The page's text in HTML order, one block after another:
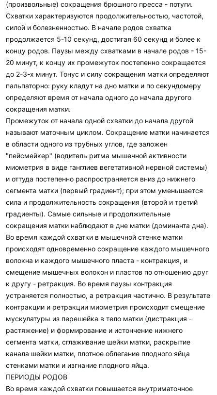
(произвольные) сокращения брюшного пресса - потуги.
Схватки характеризуются продолжительностью, частотой,
силой и болезненностью. В начале родов схватка
продолжается 5-10 секунд, достигая 60 секунд и более к
концу родов. Паузы между схватками в начале родов - 15-
20 минут, к концу их промежуток постепенно сокращается
до 2-3-х минут. Тонус и силу сокращения матки определяют
пальпаторно: руку кладут на дно матки и по секундомеру
определяют время от начала одного до начала другого
сокращения матки.
Промежуток от начала одной схватки до начала другой
называют маточным циклом. Сокращение матки начинается
в области одного из трубных углов, где заложен
"пейсмейкер" (водитель ритма мышечной активности
миометрия в виде ганглиев вегетативной нервной системы)
и оттуда постепенно распространяется вниз до нижнего
сегмента матки (первый градиент); при этом уменьшается
сила и продолжительность сокращения (второй и третий
градиенты). Самые сильные и продолжительные
сокращения матки наблюдают в дне матки (доминанта дна).
Во время каждой схватки в мышечной стенке матки
происходят одновременно сокращение каждого мышечного
волокна и каждого мышечного пласта - контракция, и
смещение мышечных волокон и пластов по отношению друг
к другу - ретракция. Во время паузы контракция
устраняется полностью, а ретракция частично. В результате
контракции и ретракции миометрия происходит смещение
мускулатуры из перешейка в тело матки (дистракция -
растяжение) и формирование и истончение нижнего
сегмента матки, сглаживание шейки матки, раскрытие
канала шейки матки, плотное облегание плодного яйца
стенками матки и изгнание плодного яйца.
ПЕРИОДЫ РОДОВ
Во время каждой схватки повышается внутриматочное